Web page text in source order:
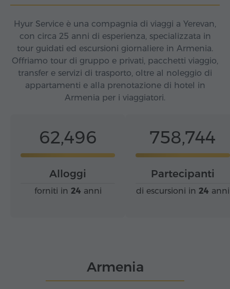
Hyur Service è una compagnia di viaggi a Yerevan,
con circa 25 anni di esperienza, specializzata in
tour guidati ed escursioni giornaliere in Armenia.
Offriamo tour di gruppo e privati, pacchetti viaggio,
transfer e servizi di trasporto, oltre al noleggio di
appartamenti e alla prenotazione di hotel in
Armenia per i viaggiatori.
62,496
Alloggi
forniti in 24 anni
758,744
Partecipanti
di escursioni in 24 anni
Armenia